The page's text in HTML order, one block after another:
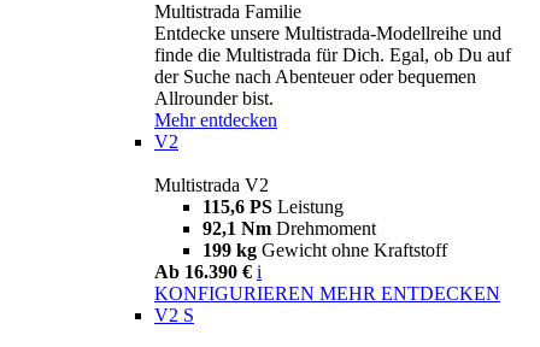
Multistrada Familie
Entdecke unsere Multistrada-Modellreihe und
finde die Multistrada für Dich. Egal, ob Du auf
der Suche nach Abenteuer oder bequemen
Allrounder bist.
Mehr entdecken
V2
Multistrada V2
115,6 PS Leistung
92,1 Nm Drehmoment
199 kg Gewicht ohne Kraftstoff
Ab 16.390 € i
KONFIGURIEREN MEHR ENTDECKEN
V2 S